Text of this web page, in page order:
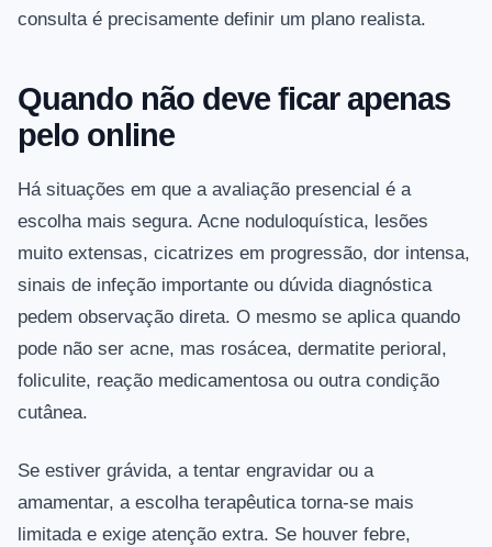
consulta é precisamente definir um plano realista.
Quando não deve ficar apenas
pelo online
Há situações em que a avaliação presencial é a
escolha mais segura. Acne noduloquística, lesões
muito extensas, cicatrizes em progressão, dor intensa,
sinais de infeção importante ou dúvida diagnóstica
pedem observação direta. O mesmo se aplica quando
pode não ser acne, mas rosácea, dermatite perioral,
foliculite, reação medicamentosa ou outra condição
cutânea.
Se estiver grávida, a tentar engravidar ou a
amamentar, a escolha terapêutica torna-se mais
limitada e exige atenção extra. Se houver febre,